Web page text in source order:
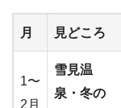
月 見どころ
1〜
2月
雪見温
泉・冬の